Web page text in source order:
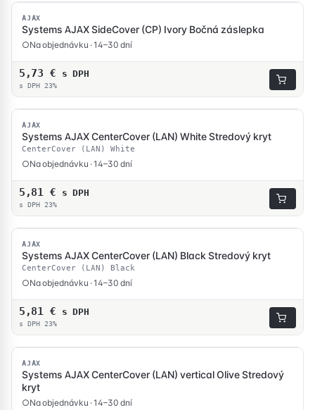
AJAX
Systems AJAX SideCover (CP) Ivory Bočná záslepka
Na objednávku · 14–30 dní
5,73 € s DPH
s DPH 23%
AJAX
Systems AJAX CenterCover (LAN) White Stredový kryt
CenterCover (LAN) White
Na objednávku · 14–30 dní
5,81 € s DPH
s DPH 23%
AJAX
Systems AJAX CenterCover (LAN) Black Stredový kryt
CenterCover (LAN) Black
Na objednávku · 14–30 dní
5,81 € s DPH
s DPH 23%
AJAX
Systems AJAX CenterCover (LAN) vertical Olive Stredový
kryt
Na objednávku · 14–30 dní